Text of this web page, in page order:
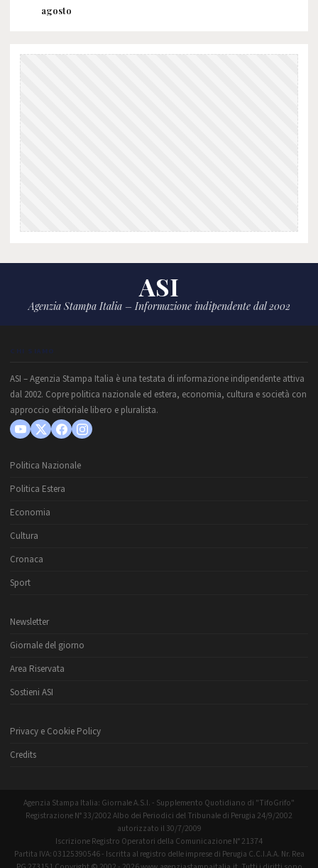
agosto
ASI
Agenzia Stampa Italia – Informazione indipendente dal 2002
CHI SIAMO
ASI – Agenzia Stampa Italia è una testata di informazione indipendente attiva
dal 2002. Copre politica nazionale ed estera, economia, cultura e società con
approccio editoriale libero e pluralista.
Politica Nazionale
Politica Estera
Economia
Cultura
Cronaca
Sport
Newsletter
Giornale del giorno
Area Riservata
Sostieni ASI
Privacy e Cookie Policy
Credits
Agenzia Stampa Italia: Giornale A.S.I. - Supplemento Quotidiano di "TifoGrifo"
Registrazione N° 33/2002 Albo dei Periodici del Tribunale di Perugia 24/9/2002
autorizzato il 30/7/2009
Iscrizione Registro Operatori della Comunicazione N° 21374
Partita IVA: 03125390546 - Iscritta al registro delle imprese di Perugia C.C.I.A.A. Nr. Rea